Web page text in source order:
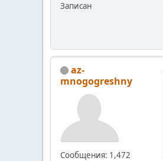
Записан
az-
mnogogreshny
Сообщения: 1,472